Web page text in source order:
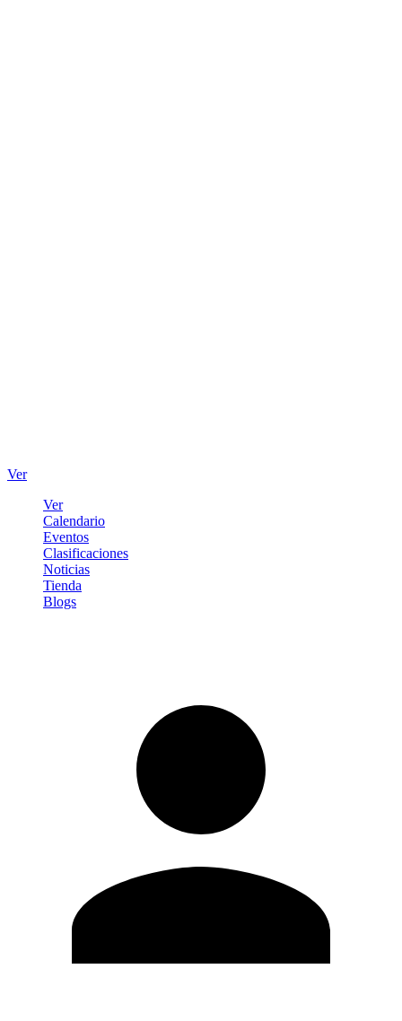
Ver
Ver
Calendario
Eventos
Clasificaciones
Noticias
Tienda
Blogs